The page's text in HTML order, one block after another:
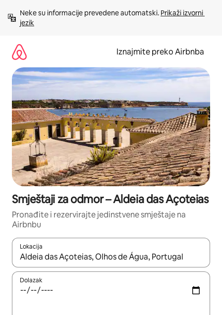
sadržaj
Neke su informacije prevedene automatski. Prikaži izvorni
jezik
Iznajmite preko Airbnba
Smještaji za odmor – Aldeia das Açoteias
Pronađite i rezervirajte jedinstvene smještaje na
Airbnbu
Lokacija
Kada budu dostupni rezultati, moći ćete ih pregledati
Dolazak